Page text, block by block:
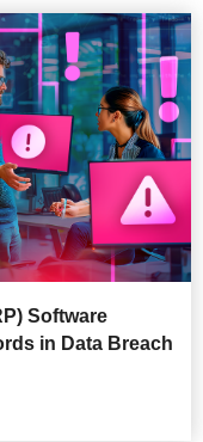
Software
in Data Breach